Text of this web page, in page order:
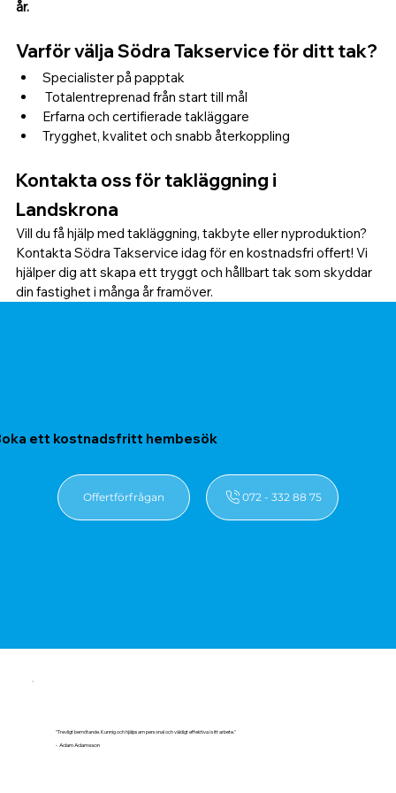
ett kostnadsfritt hembesök
Offertförfrågan 072 - 332 88 75
"Trevligt bemötande. Kunnig och hjälpsam personal och väldigt effektiva i sitt arbete."
- Adam Adamsson
år.
Varför välja Södra Takservice för ditt tak?
Specialister på papptak
Totalentreprenad från start till mål
Erfarna och certifierade takläggare
Trygghet, kvalitet och snabb återkoppling
Kontakta oss för takläggning i
Landskrona
Vill du få hjälp med takläggning, takbyte eller nyproduktion?
Kontakta Södra Takservice idag för en kostnadsfri offert! Vi
hjälper dig att skapa ett tryggt och hållbart tak som skyddar
din fastighet i många år framöver.